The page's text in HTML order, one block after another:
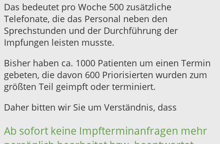
Das bedeutet pro Woche 500 zusätzliche
Telefonate, die das Personal neben den
Sprechstunden und der Durchführung der
Impfungen leisten musste.
Bisher haben ca. 1000 Patienten um einen Termin
gebeten, die davon 600 Priorisierten wurden zum
größten Teil geimpft oder terminiert.
Daher bitten wir Sie um Verständnis, dass
Ab sofort keine Impfterminanfragen mehr